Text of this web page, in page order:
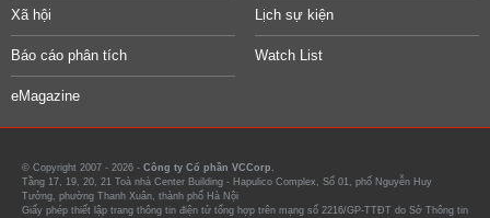
Xã hội Lịch sự kiện
Báo cáo phân tích Watch List
eMagazine
© Copyright 2007 - 2026 - Công ty Cổ phần VCCorp.
Tầng 17, 19, 20, 21 Toà nhà Center Building - Hapulico Complex, Số 01, phố Nguyễn Huy
Tưởng, phường Thanh Xuân, thành phố Hà Nội
Giấy phép thiết lập trang thông tin điện tử tổng hợp trên mạng số 2216/GP-TTĐT do Sở Thông tin